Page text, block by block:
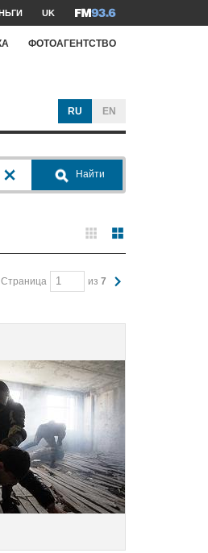
UK
ФОТОАГЕНТСТВО
RU EN
Найти
Страница из 7